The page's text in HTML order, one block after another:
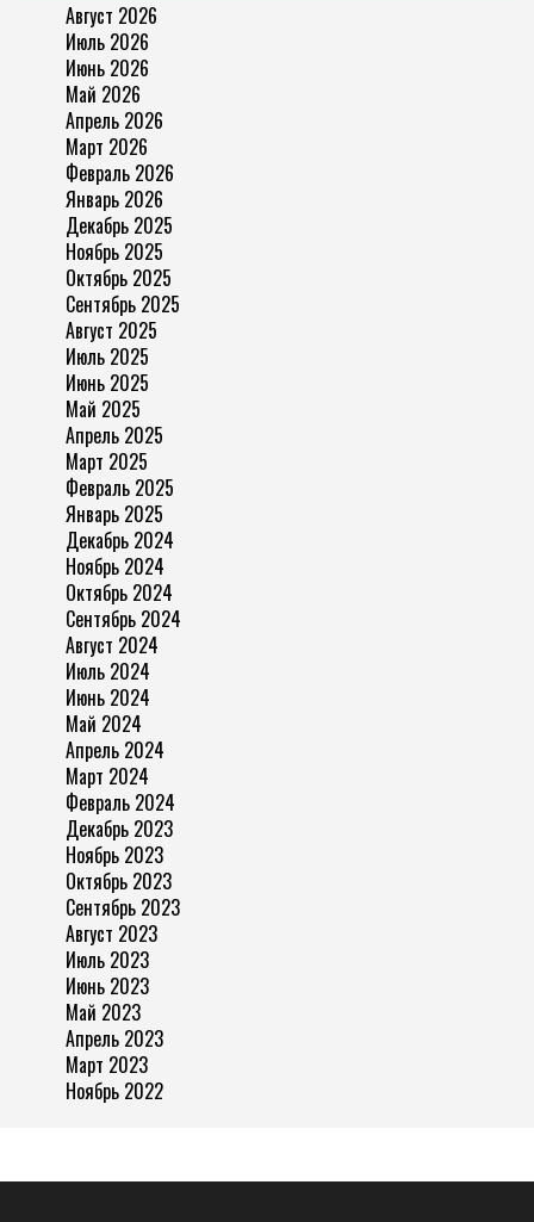
Август 2026
Июль 2026
Июнь 2026
Май 2026
Апрель 2026
Март 2026
Февраль 2026
Январь 2026
Декабрь 2025
Ноябрь 2025
Октябрь 2025
Сентябрь 2025
Август 2025
Июль 2025
Июнь 2025
Май 2025
Апрель 2025
Март 2025
Февраль 2025
Январь 2025
Декабрь 2024
Ноябрь 2024
Октябрь 2024
Сентябрь 2024
Август 2024
Июль 2024
Июнь 2024
Май 2024
Апрель 2024
Март 2024
Февраль 2024
Декабрь 2023
Ноябрь 2023
Октябрь 2023
Сентябрь 2023
Август 2023
Июль 2023
Июнь 2023
Май 2023
Апрель 2023
Март 2023
Ноябрь 2022